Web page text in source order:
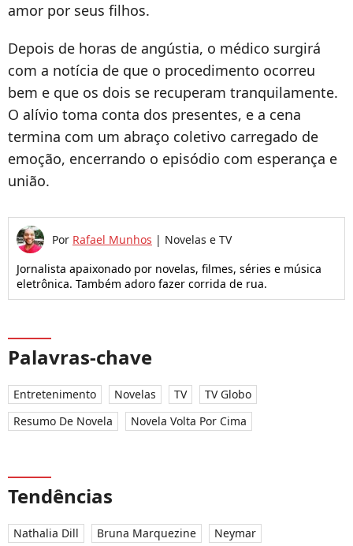
amor por seus filhos.
Depois de horas de angústia, o médico surgirá
com a notícia de que o procedimento ocorreu
bem e que os dois se recuperam tranquilamente.
O alívio toma conta dos presentes, e a cena
termina com um abraço coletivo carregado de
emoção, encerrando o episódio com esperança e
união.
Por Rafael Munhos | Novelas e TV
Jornalista apaixonado por novelas, filmes, séries e música
eletrônica. Também adoro fazer corrida de rua.
Palavras-chave
Entretenimento Novelas TV
TV Globo
Resumo De Novela
Novela Volta Por Cima
Tendências
Nathalia Dill Bruna Marquezine
Neymar